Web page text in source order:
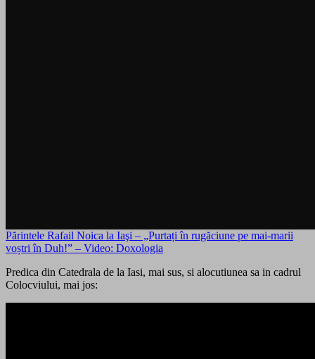
Părintele Rafail Noica la Iaşi – „Purtați în rugăciune pe mai-marii
voștri în Duh!” – Video: Doxologia
Predica din Catedrala de la Iasi, mai sus, si alocutiunea sa in cadrul
Colocviului, mai jos: